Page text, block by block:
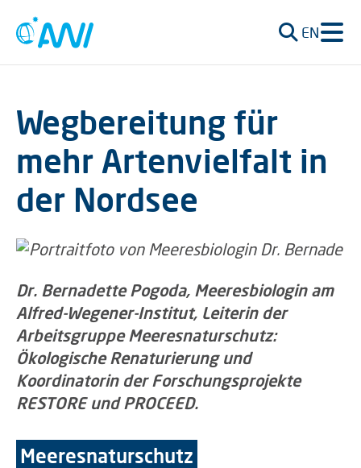
EN
Wegbereitung für
mehr Artenvielfalt in
der Nordsee
Dr. Bernadette Pogoda, Meeresbiologin am
Alfred-Wegener-Institut, Leiterin der
Arbeitsgruppe Meeresnaturschutz:
Ökologische Renaturierung und
Koordinatorin der Forschungsprojekte
RESTORE und PROCEED.
Meeresnaturschutz